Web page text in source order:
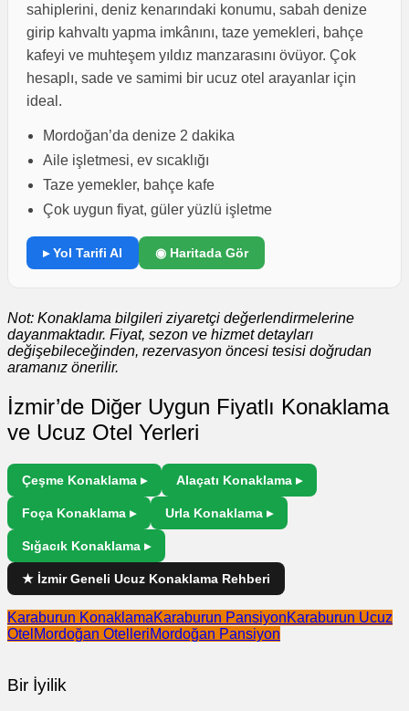
sahiplerini, deniz kenarındaki konumu, sabah denize
girip kahvaltı yapma imkânını, taze yemekleri, bahçe
kafeyi ve muhteşem yıldız manzarasını övüyor. Çok
hesaplı, sade ve samimi bir ucuz otel arayanlar için
ideal.
Mordoğan’da denize 2 dakika
Aile işletmesi, ev sıcaklığı
Taze yemekler, bahçe kafe
Çok uygun fiyat, güler yüzlü işletme
▸ Yol Tarifi Al ◉ Haritada Gör
Not: Konaklama bilgileri ziyaretçi değerlendirmelerine
dayanmaktadır. Fiyat, sezon ve hizmet detayları
değişebileceğinden, rezervasyon öncesi tesisi doğrudan
aramanız önerilir.
İzmir’de Diğer Uygun Fiyatlı Konaklama
ve Ucuz Otel Yerleri
Çeşme Konaklama ▸ Alaçatı Konaklama ▸
Foça Konaklama ▸ Urla Konaklama ▸
Sığacık Konaklama ▸
★ İzmir Geneli Ucuz Konaklama Rehberi
Karaburun KonaklamaKaraburun PansiyonKaraburun Ucuz
Otel Mordoğan OtelleriMordoğan Pansiyon
Bir İyilik